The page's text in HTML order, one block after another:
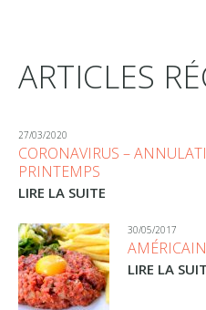
ARTICLES
27/03/2020
CORONAVIRUS –
PRINTEMPS
LIRE LA SUITE
30/05/2017
LIRE LA